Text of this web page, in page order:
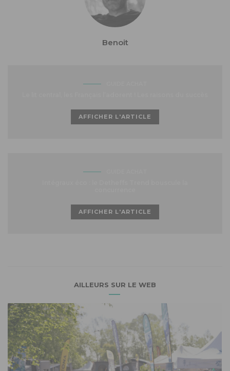
Benoit
AFFICHER L'ARTICLE
AFFICHER L'ARTICLE
AILLEURS SUR LE WEB